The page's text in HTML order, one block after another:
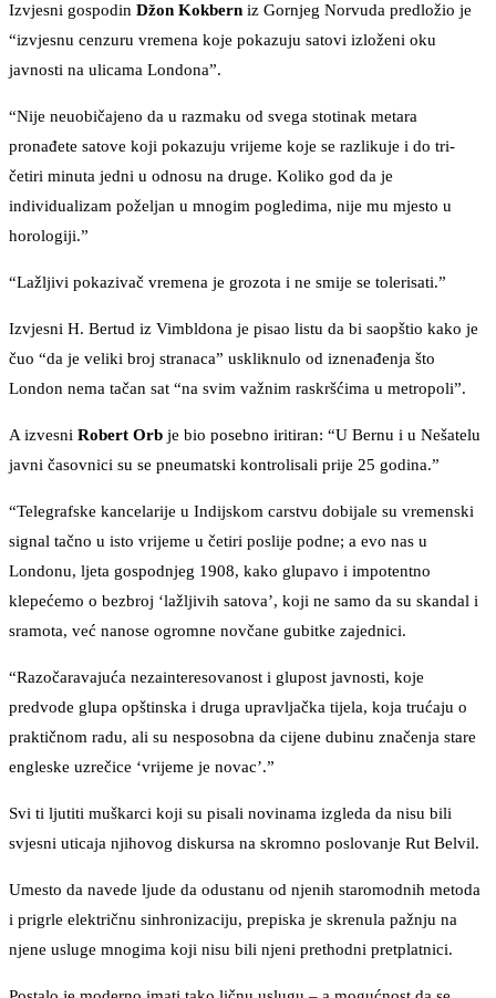
Izvjesni gospodin Džon Kokbern iz Gornjeg Norvuda predložio je
“izvjesnu cenzuru vremena koje pokazuju satovi izloženi oku
javnosti na ulicama Londona”.
“Nije neuobičajeno da u razmaku od svega stotinak metara
pronađete satove koji pokazuju vrijeme koje se razlikuje i do tri-
četiri minuta jedni u odnosu na druge. Koliko god da je
individualizam poželjan u mnogim pogledima, nije mu mjesto u
horologiji.”
“Lažljivi pokazivač vremena je grozota i ne smije se tolerisati.”
Izvjesni H. Bertud iz Vimbldona je pisao listu da bi saopštio kako je
čuo “da je veliki broj stranaca” uskliknulo od iznenađenja što
London nema tačan sat “na svim važnim raskršćima u metropoli”.
A izvesni Robert Orb je bio posebno iritiran: “U Bernu i u Nešatelu
javni časovnici su se pneumatski kontrolisali prije 25 godina.”
“Telegrafske kancelarije u Indijskom carstvu dobijale su vremenski
signal tačno u isto vrijeme u četiri poslije podne; a evo nas u
Londonu, ljeta gospodnjeg 1908, kako glupavo i impotentno
klepećemo o bezbroj ‘lažljivih satova’, koji ne samo da su skandal i
sramota, već nanose ogromne novčane gubitke zajednici.
“Razočaravajuća nezainteresovanost i glupost javnosti, koje
predvode glupa opštinska i druga upravljačka tijela, koja trućaju o
praktičnom radu, ali su nesposobna da cijene dubinu značenja stare
engleske uzrečice ‘vrijeme je novac’.”
Svi ti ljutiti muškarci koji su pisali novinama izgleda da nisu bili
svjesni uticaja njihovog diskursa na skromno poslovanje Rut Belvil.
Umesto da navede ljude da odustanu od njenih staromodnih metoda
i prigrle električnu sinhronizaciju, prepiska je skrenula pažnju na
njene usluge mnogima koji nisu bili njeni prethodni pretplatnici.